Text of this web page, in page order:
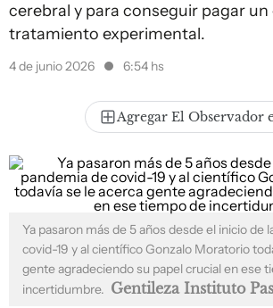
cerebral y para conseguir pagar
tratamiento experimental.
4 de junio 2026 6:54 hs
Agregar El Observador
Ya pasaron más de 5 años desde el inicio de
covid-19 y al científico Gonzalo Moratorio
gente agradeciendo su papel crucial en ese
incertidumbre. Gentileza Instituto